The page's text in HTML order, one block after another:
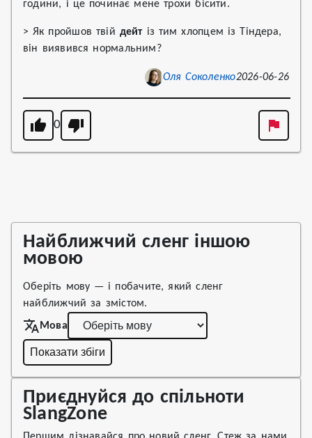
години, і це починає мене трохи бісити.
> Як пройшов твій дейтіз тим хлопцем із Тіндера,
він виявився нормальним?
Оля Соколенко2026-06-26
0
Найближчий сленг іншою
мовою
Оберіть мову — і побачите, який сленг
найближчий за змістом.
Мова
Показати збіги
Приєднуйся до спільноти
SlangZone